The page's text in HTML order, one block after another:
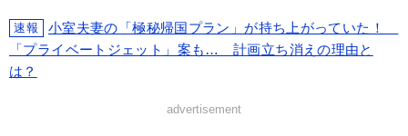
速報
小室夫妻の「極秘帰国プラン」が持ち上がっていた！
「プライベートジェット」案も… 計画立ち消えの理由と
は？
advertisement